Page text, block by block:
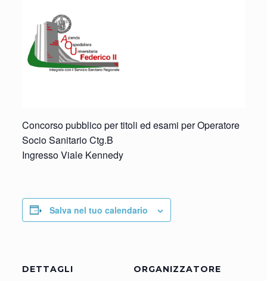
Concorso pubblico per titoli ed esami per Operatore
Socio Sanitario Ctg.B
Ingresso Viale Kennedy
Salva nel tuo calendario
DETTAGLI ORGANIZZATORE